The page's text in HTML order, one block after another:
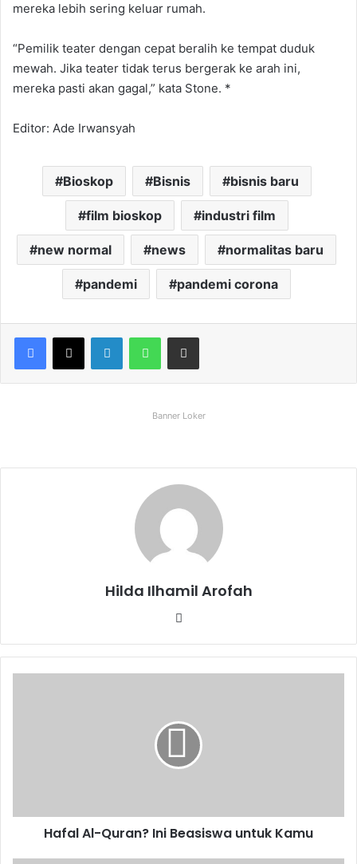
mereka lebih sering keluar rumah.
“Pemilik teater dengan cepat beralih ke tempat duduk
mewah. Jika teater tidak terus bergerak ke arah ini,
mereka pasti akan gagal,” kata Stone. *
Editor: Ade Irwansyah
Bioskop Bisnis bisnis baru
film bioskop industri film
new normal news normalitas baru
pandemi pandemi corona
Facebook
X LinkedInWhatsAppShare via Email
Banner Loker
Hilda Ilhamil Arofah
Hafal Al-Quran? Ini Beasiswa untuk Kamu